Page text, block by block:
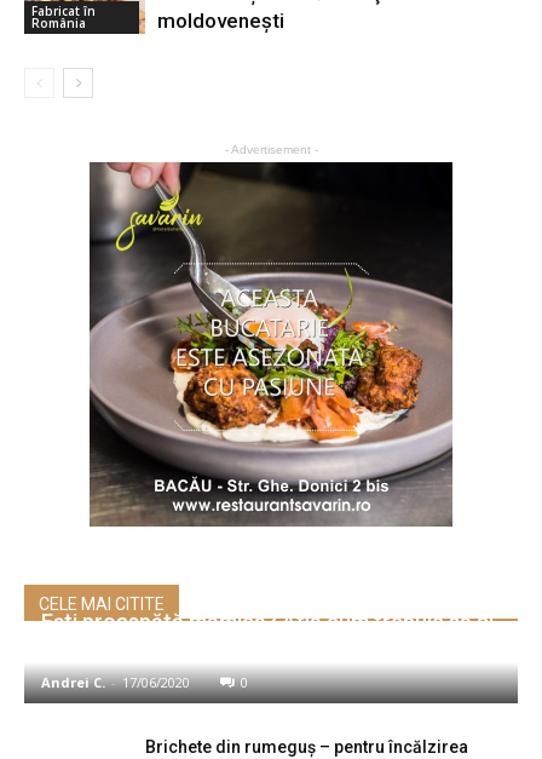
Fabricat în
România
moldovenești
- Advertisement -
CELE MAI CITITE
Ești proaspătă mămică? Află cum trebuie să ai
Andrei C. - 17/06/2020 0
Brichete din rumeguș – pentru încălzirea